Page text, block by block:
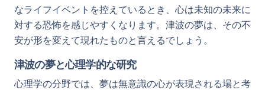
なライフイベントを控えているとき、心は未知の未来に
対する恐怖を感じやすくなります。津波の夢は、その不
安が形を変えて現れたものと言えるでしょう。
津波の夢と心理学的な研究
心理学の分野では、夢は無意識の心が表現される場と考